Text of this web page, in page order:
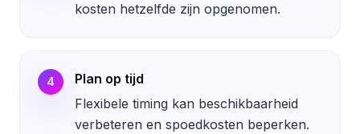
kosten hetzelfde zijn opgenomen.
4
Plan op tijd
Flexibele timing kan beschikbaarheid
verbeteren en spoedkosten beperken.